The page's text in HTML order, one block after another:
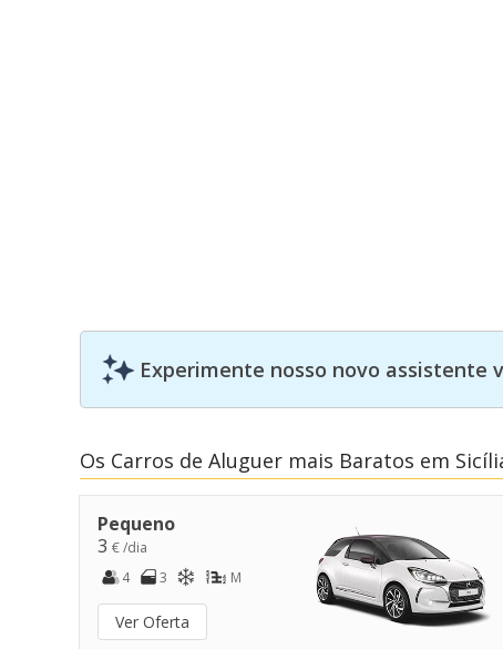
Experimente nosso novo assistente
Os Carros de Aluguer mais Baratos em
Pequeno
3 € /dia
4
3 M
Ver Oferta